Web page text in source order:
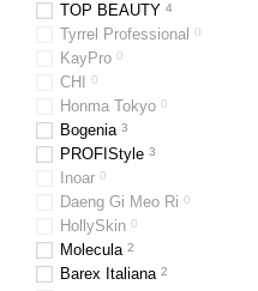
TOP BEAUTY 4
Tyrrel Professional 0
KayPro 0
CHI 0
Honma Tokyo 0
Bogenia 3
PROFIStyle 3
Inoar 0
Daeng Gi Meo Ri 0
HollySkin 0
Molecula 2
Barex Italiana 2